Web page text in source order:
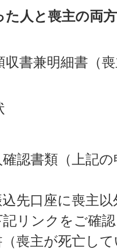
た人と喪主の両
書兼明細書（喪
認書類（上記
先口座に喪主
リンクをご確
喪主が死亡し